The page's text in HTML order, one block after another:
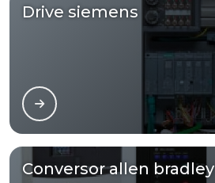
Drive siemens
Conversor allen bradley